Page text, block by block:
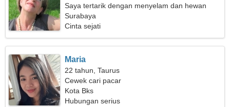
Saya tertarik dengan menyelam dan hewan
peliharaan
Surabaya
Cinta sejati
Maria
22 tahun, Taurus
Cewek cari pacar
Kota Bks
Hubungan serius